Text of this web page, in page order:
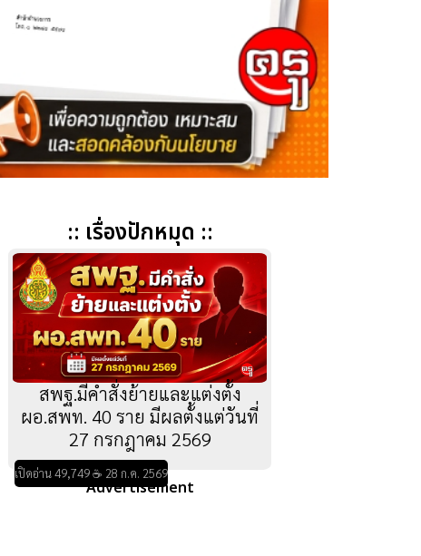
:: เรื่องปักหมุด ::
สพฐ.มีคำสั่งย้ายและแต่งตั้ง
ผอ.สพท. 40 ราย มีผลตั้งแต่วันที่
27 กรกฎาคม 2569
เปิดอ่าน 49,749 ☕ 28 ก.ค. 2569
Advertisement